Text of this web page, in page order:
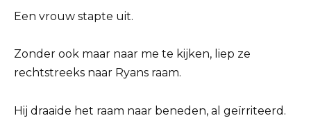
Een vrouw stapte uit.
Zonder ook maar naar me te kijken, liep ze
rechtstreeks naar Ryans raam.
Hij draaide het raam naar beneden, al geïrriteerd.